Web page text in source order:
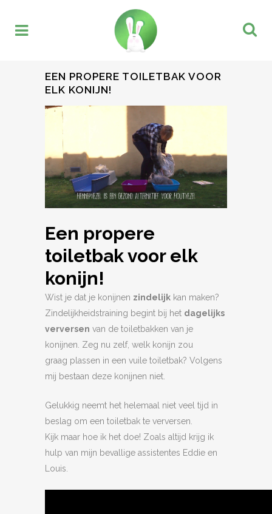
EEN PROPERE TOILETBAK VOOR
ELK KONIJN!
Een propere
toiletbak voor elk
konijn!
Wist je dat je konijnen zindelijk kan maken?
Zindelijkheidstraining begint bij het dagelijks
verversen van de toiletbakken van je
konijnen. Zeg nu zelf, welk konijn zou
graag plassen in een vuile toiletbak? Volgens
mij bestaan deze konijnen niet.
Gelukkig neemt het helemaal niet veel tijd in
beslag om een toiletbak te verversen.
Kijk maar hoe ik het doe! Zoals altijd krijg ik
hulp van mijn bevallige assistentes Eddie en
Louis.